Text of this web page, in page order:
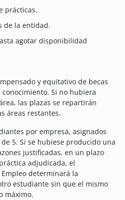
prácticas.
de la entidad.
agotar disponibilidad
y equitativo de becas
Si no hubiera
las plazas se repartirán
áreas restantes.
por empresa, asignados
5. Si se hubiese producido una
justificadas, en un plazo
adjudicada, el
determinará la
estudiante sin que el mismo
máximo.